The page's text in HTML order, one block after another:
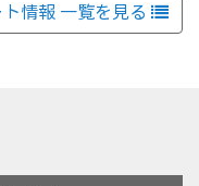
情報 一覧を見る